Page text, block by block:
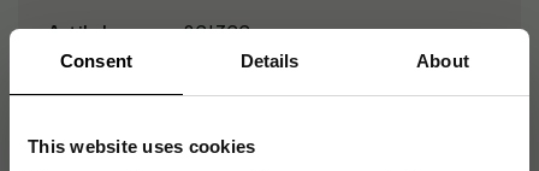
Consent Details About
This website uses cookies
Artikelnummer: 864766
Originalnummer
500153
EAN: 5703538522826